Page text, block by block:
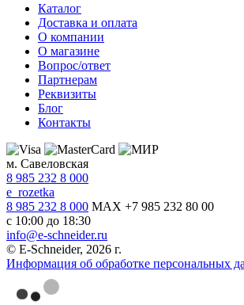
Каталог
Доставка и оплата
О компании
О магазине
Вопрос/ответ
Партнерам
Реквизиты
Блог
Контакты
м. Савеловская
8 985 232 8 000
e_rozetka
8 985 232 8 000 MAX +7 985 232 80 00
с 10:00 до 18:30
info@e-schneider.ru
© E-Schneider, 2026 г.
Информация об обработке персональных